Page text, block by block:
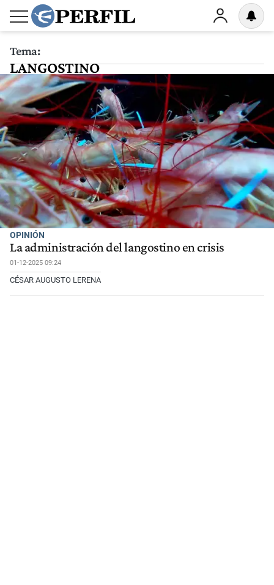
Tema:
LANGOSTINO
OPINIÓN
La administración del langostino en crisis
01-12-2025 09:24
CÉSAR AUGUSTO LERENA